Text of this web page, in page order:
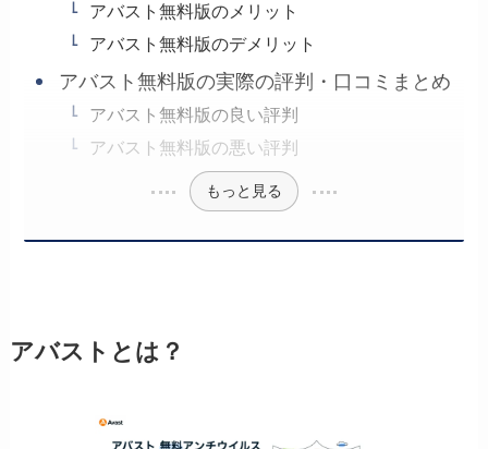
アバスト無料版のメリット
アバスト無料版のデメリット
アバスト無料版の実際の評判・口コミまとめ
アバスト無料版の良い評判
アバスト無料版の悪い評判
もっと見る
アバストとは？